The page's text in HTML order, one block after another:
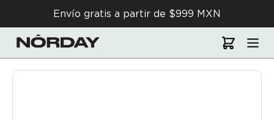
Envío gratis a partir de $999 MXN